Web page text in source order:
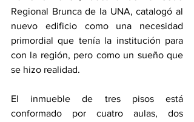
Regional Brunca de la UNA, catalogó al
nuevo edificio como una necesidad
primordial que tenía la institución para
con la región, pero como un sueño que
se hizo realidad.
El inmueble de tres pisos está
conformado por cuatro aulas, dos